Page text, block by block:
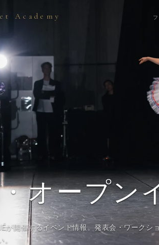
Academy
・オープン
が開催するイベント情報。発表会 ・ワークシ